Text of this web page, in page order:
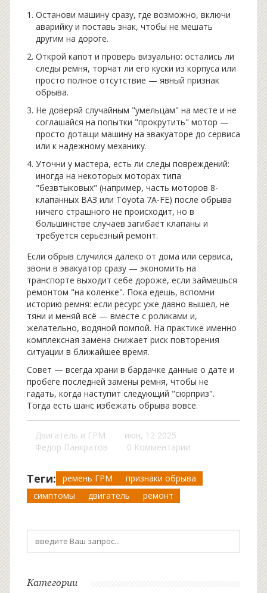
Останови машину сразу, где возможно, включи
аварийку и поставь знак, чтобы не мешать
другим на дороге.
Открой капот и проверь визуально: остались ли
следы ремня, торчат ли его куски из корпуса или
просто полное отсутствие — явный признак
обрыва.
Не доверяй случайным "умельцам" на месте и не
соглашайся на попытки "прокрутить" мотор —
просто дотащи машину на эвакуаторе до сервиса
или к надежному механику.
Уточни у мастера, есть ли следы повреждений:
иногда на некоторых моторах типа
"безвтыковых" (например, часть моторов 8-
клапанных ВАЗ или Toyota 7A-FE) после обрыва
ничего страшного не происходит, но в
большинстве случаев загибает клапаны и
требуется серьёзный ремонт.
Если обрыв случился далеко от дома или сервиса,
звони в эвакуатор сразу — экономить на
транспорте выходит себе дороже, если займешься
ремонтом "на коленке". Пока едешь, вспомни
историю ремня: если ресурс уже давно вышел, не
тяни и меняй всё — вместе с роликами и,
желательно, водяной помпой. На практике именно
комплексная замена снижает риск повторения
ситуации в ближайшее время.
Совет — всегда храни в бардачке данные о дате и
пробеге последней замены ремня, чтобы не
гадать, когда наступит следующий "сюрприз".
Тогда есть шанс избежать обрыва вовсе.
Двигатель и ГРМ
июн, 12 2025
Федор Панкратов
0 Комментарии
Теги: ремень ГРМ
признаки обрыва
симптомы
двигатель ремонт
Категории